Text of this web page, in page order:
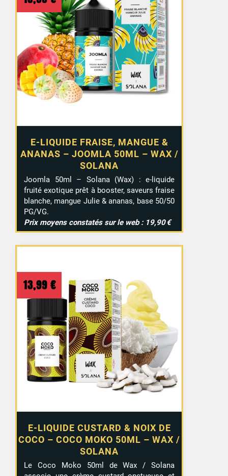
E-LIQUIDE FRAISE, MANGUE &
ANANAS – JOOMLA 50ML – WAX /
SOLANA
Joomla 50ml – Solana (Wax) : e-liquide
fruité exotique prêt à booster, saveurs fraise
blanche, mangue Julie & ananas, base 50/50
PG/VG.
Prix moyens constatés sur le web : 19,90 €
E-LIQUIDE CUSTARD & NOIX DE
COCO – COCO MOKO 50ML – WAX /
SOLANA
13,99 €
Le Coco Moko 50ml de Wax / Solana